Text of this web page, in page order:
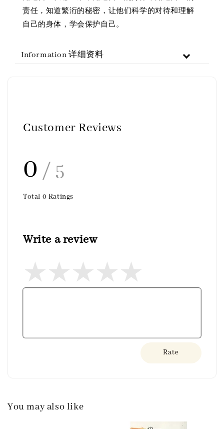
责任，知道繁洐的秘密，让他们科学的对待和理解
自己的身体，学会保护自己。
Information 详细资料
Customer Reviews
0 / 5
Total 0 Ratings
Write a review
Rate
You may also like